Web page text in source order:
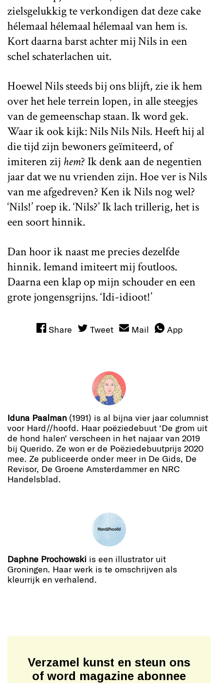
zielsgelukkig te verkondigen dat deze cake
hélemaal hélemaal hélemaal van hem is.
Kort daarna barst achter mij Nils in een
schel schaterlachen uit.
Hoewel Nils steeds bij ons blijft, zie ik hem
over het hele terrein lopen, in alle steegjes
van de gemeenschap staan. Ik word gek.
Waar ik ook kijk: Nils Nils Nils. Heeft hij al
die tijd zijn bewoners geïmiteerd, of
imiteren zij hem? Ik denk aan de negentien
jaar dat we nu vrienden zijn. Hoe ver is Nils
van me afgedreven? Ken ik Nils nog wel?
‘Nils!’ roep ik. ‘Nils?’ Ik lach trillerig, het is
een soort hinnik.
Dan hoor ik naast me precies dezelfde
hinnik. Iemand imiteert mij foutloos.
Daarna een klap op mijn schouder en een
grote jongensgrijns. ‘Idi-idioot!’
Share Tweet Mail App
Iduna Paalman (1991) is al bijna vier jaar columnist
voor Hard//hoofd. Haar poëziedebuut ‘De grom uit
de hond halen’ verscheen in het najaar van 2019
bij Querido. Ze won er de Poëziedebuutprijs 2020
mee. Ze publiceerde onder meer in De Gids, De
Revisor, De Groene Amsterdammer en NRC
Handelsblad.
Daphne Prochowski is een illustrator uit
Groningen. Haar werk is te omschrijven als
kleurrijk en verhalend.
Verzamel kunst en steun ons
of word magazine abonnee